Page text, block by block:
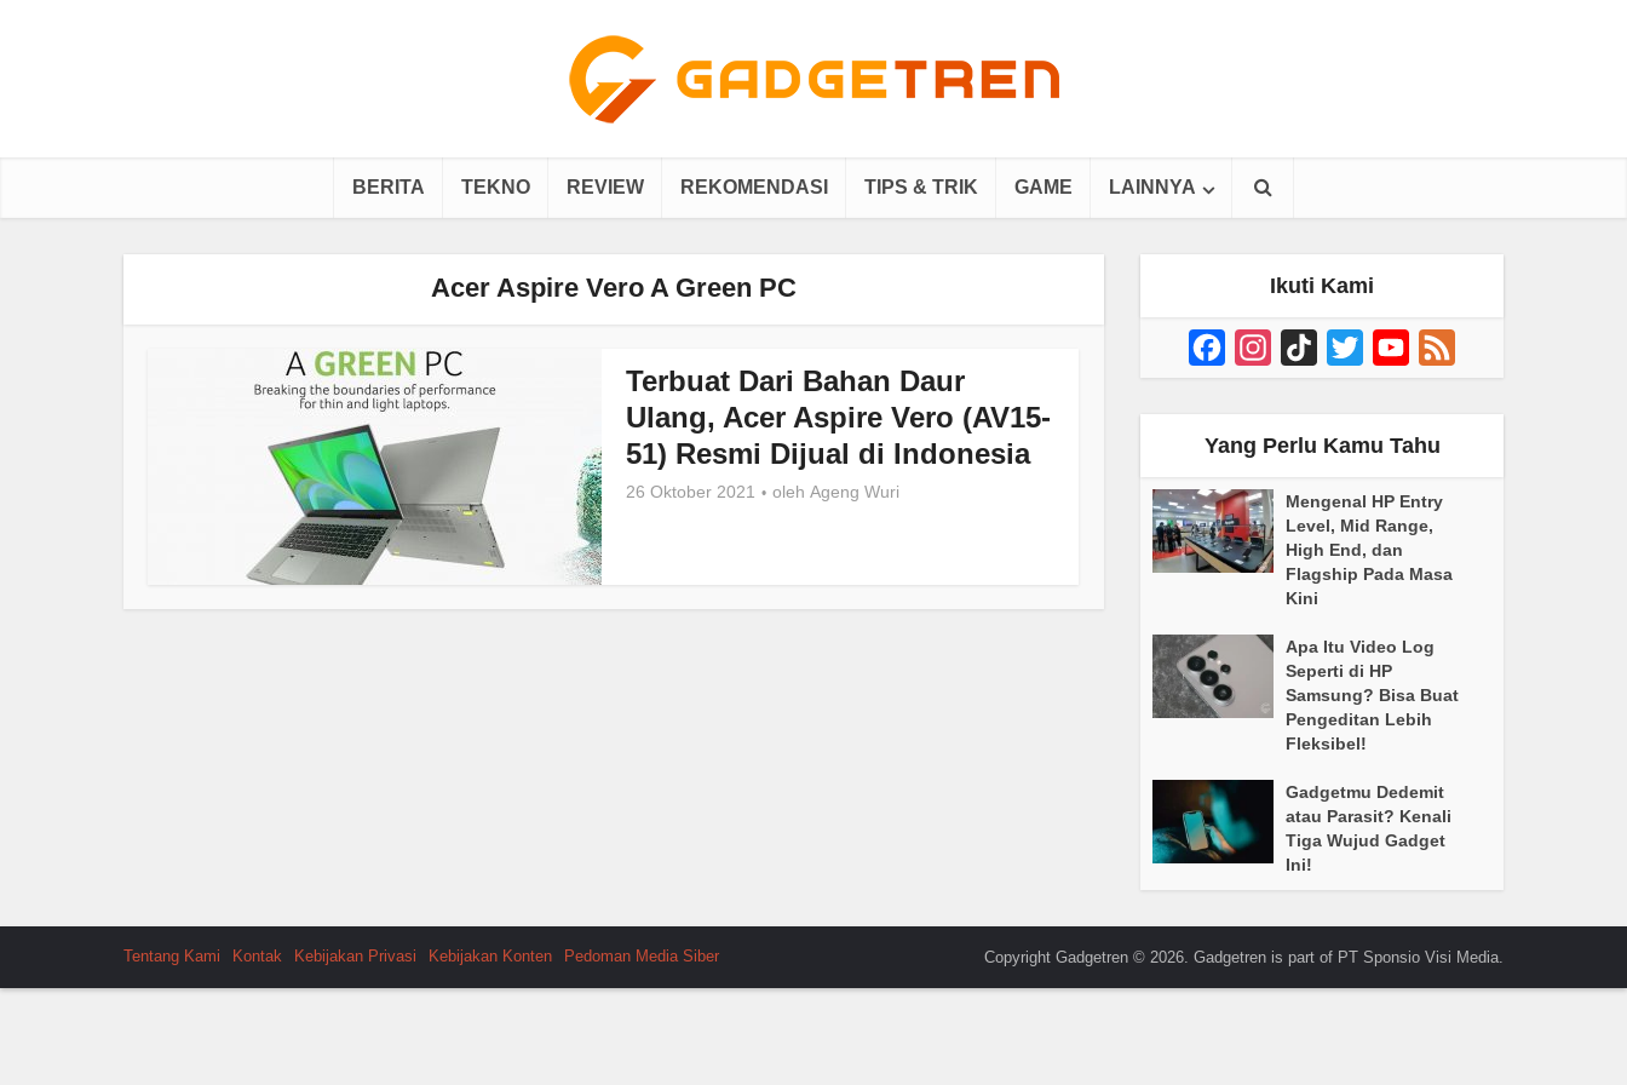
BERITA TEKNO REVIEW REKOMENDASI TIPS & TRIK GAME LAINNYA
Acer Aspire Vero A Green PC
Terbuat Dari Bahan Daur
Ulang, Acer Aspire Vero (AV15-
51) Resmi Dijual di Indonesia
26 Oktober 2021 oleh Ageng Wuri
Ikuti Kami
FacebookInstagram
TikTok Twitter YouTube
Channel
Yang Perlu Kamu Tahu
Mengenal HP Entry
Level, Mid Range,
High End, dan
Flagship Pada Masa
Kini
Apa Itu Video Log
Seperti di HP
Samsung? Bisa Buat
Pengeditan Lebih
Fleksibel!
Gadgetmu Dedemit
atau Parasit? Kenali
Tiga Wujud Gadget
Ini!
Tentang Kami Kontak Kebijakan Privasi Kebijakan Konten Pedoman Media Siber Copyright Gadgetren © 2026. Gadgetren is part of PT Sponsio Visi Media.